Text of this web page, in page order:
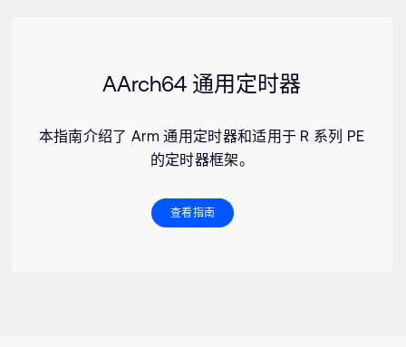
AArch64 通用定时器
本指南介绍了 Arm 通用定时器和适用于 R 系列 PE
的定时器框架。
查看指南